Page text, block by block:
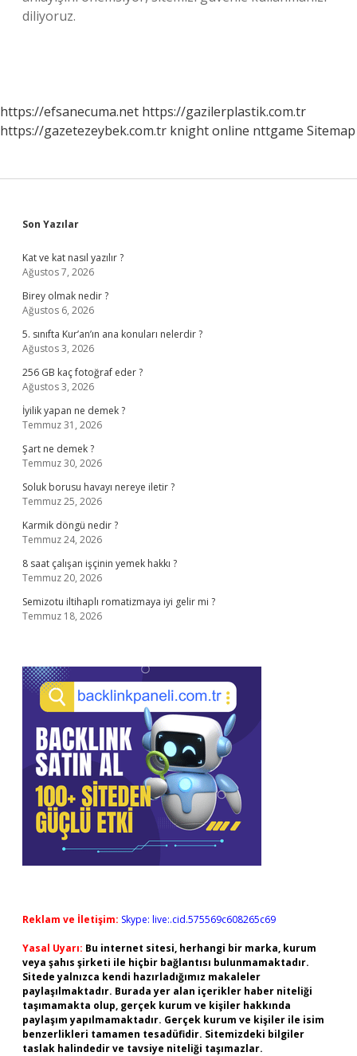
diliyoruz.
https://efsanecuma.net https://gazilerplastik.com.tr
https://gazetezeybek.com.tr knight online nttgame Sitemap
Sidebar
Son Yazılar
Kat ve kat nasıl yazılır ?
Ağustos 7, 2026
Birey olmak nedir ?
Ağustos 6, 2026
5. sınıfta Kur’an’ın ana konuları nelerdir ?
Ağustos 3, 2026
256 GB kaç fotoğraf eder ?
Ağustos 3, 2026
İyilik yapan ne demek ?
Temmuz 31, 2026
Şart ne demek ?
Temmuz 30, 2026
Soluk borusu havayı nereye iletir ?
Temmuz 25, 2026
Karmik döngü nedir ?
Temmuz 24, 2026
8 saat çalışan işçinin yemek hakkı ?
Temmuz 20, 2026
Semizotu iltihaplı romatizmaya iyi gelir mi ?
Temmuz 18, 2026
Reklam ve İletişim: Skype: live:.cid.575569c608265c69
Yasal Uyarı: Bu internet sitesi, herhangi bir marka, kurum
veya şahıs şirketi ile hiçbir bağlantısı bulunmamaktadır.
Sitede yalnızca kendi hazırladığımız makaleler
paylaşılmaktadır. Burada yer alan içerikler haber niteliği
taşımamakta olup, gerçek kurum ve kişiler hakkında
paylaşım yapılmamaktadır. Gerçek kurum ve kişiler ile isim
benzerlikleri tamamen tesadüfidir. Sitemizdeki bilgiler
taslak halindedir ve tavsiye niteliği taşımazlar.